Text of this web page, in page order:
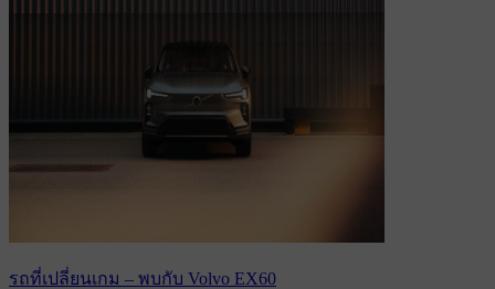
รถที่เปลี่ยนเกม – พบกับ Volvo EX60